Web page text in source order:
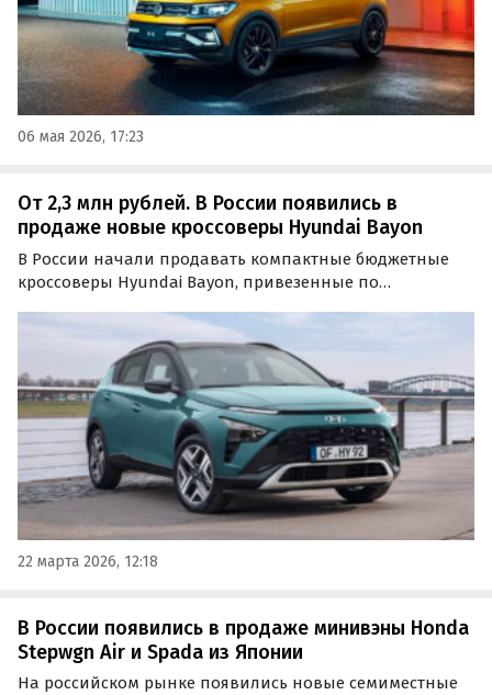
06 мая 2026, 17:23
От 2,3 млн рублей. В России появились в
продаже новые кроссоверы Hyundai Bayon
В России начали продавать компактные бюджетные
кроссоверы Hyundai Bayon, привезенные по
наличии есть только два таких автомобиля: первый
стоит 2 320 000 рублей, а второй оценён в 2 506 000
рублей, сообщают…
22 марта 2026, 12:18
В России появились в продаже минивэны Honda
Stepwgn Air и Spada из Японии
На российском рынке появились новые семиместные